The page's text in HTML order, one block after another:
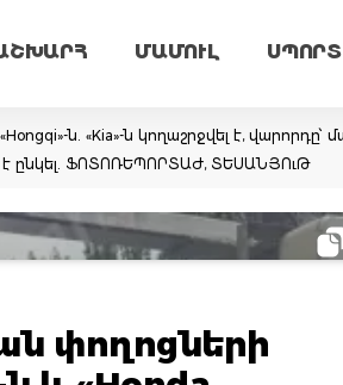
ՄԱՄՈՒԼ ՍՊՈՐՏ
ն. «Kia»-ն կողաշրջվել է, վարորդը՝
է ընկել. ՖՈՏՈՌԵՊՈՐՏԱԺ, ՏԵՍԱՆՅՈւԹ
փողոցների